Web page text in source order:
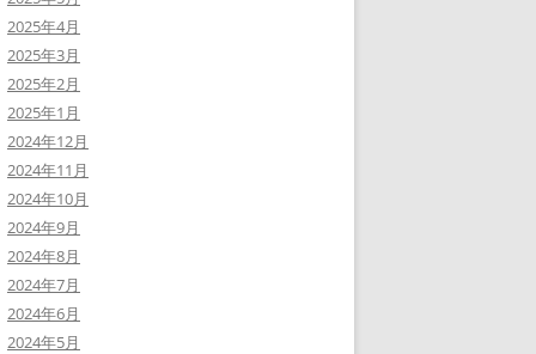
2025年4月
2025年3月
2025年2月
2025年1月
2024年12月
2024年11月
2024年10月
2024年9月
2024年8月
2024年7月
2024年6月
2024年5月